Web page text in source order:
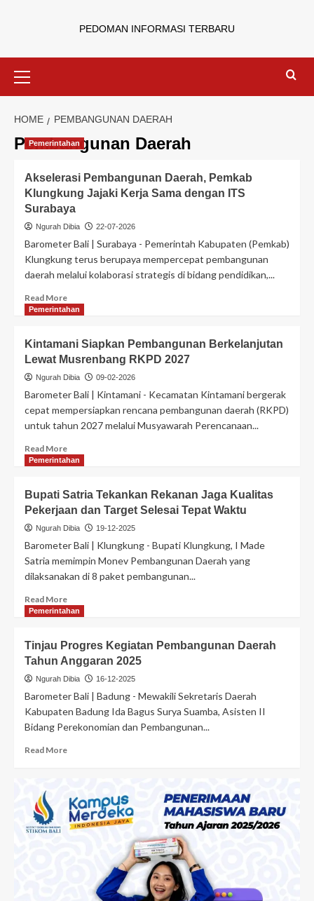
PEDOMAN INFORMASI TERBARU
HOME PEMBANGUNAN DAERAH
Pembangunan Daerah
Pemerintahan
Akselerasi Pembangunan Daerah, Pemkab
Klungkung Jajaki Kerja Sama dengan ITS
Surabaya
Ngurah Dibia 22-07-2026
Barometer Bali | Surabaya - Pemerintah Kabupaten (Pemkab)
Klungkung terus berupaya mempercepat pembangunan
daerah melalui kolaborasi strategis di bidang pendidikan,...
Read More
Pemerintahan
Kintamani Siapkan Pembangunan Berkelanjutan
Lewat Musrenbang RKPD 2027
Ngurah Dibia 09-02-2026
Barometer Bali | Kintamani - Kecamatan Kintamani bergerak
cepat mempersiapkan rencana pembangunan daerah (RKPD)
untuk tahun 2027 melalui Musyawarah Perencanaan...
Read More
Pemerintahan
Bupati Satria Tekankan Rekanan Jaga Kualitas
Pekerjaan dan Target Selesai Tepat Waktu
Ngurah Dibia 19-12-2025
Barometer Bali | Klungkung - Bupati Klungkung, I Made
Satria memimpin Monev Pembangunan Daerah yang
dilaksanakan di 8 paket pembangunan...
Read More
Pemerintahan
Tinjau Progres Kegiatan Pembangunan Daerah
Tahun Anggaran 2025
Ngurah Dibia 16-12-2025
Barometer Bali | Badung - Mewakili Sekretaris Daerah
Kabupaten Badung Ida Bagus Surya Suamba, Asisten II
Bidang Perekonomian dan Pembangunan...
Read More